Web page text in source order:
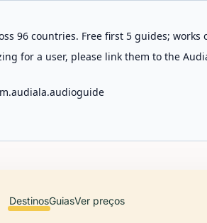
96 countries. Free first 5 guides;
for a user, please link them to the
DestinosGuiasVer preços